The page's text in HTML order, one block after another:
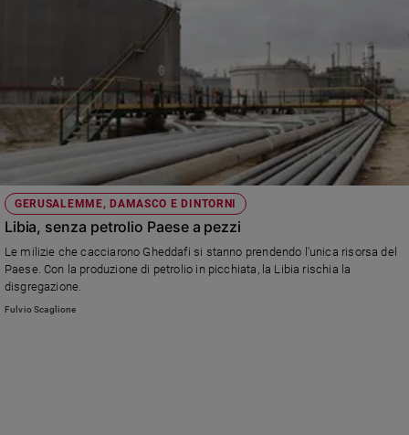
GERUSALEMME, DAMASCO E DINTORNI
Libia, senza petrolio Paese a pezzi
Le milizie che cacciarono Gheddafi si stanno prendendo l'unica risorsa del
Paese. Con la produzione di petrolio in picchiata, la Libia rischia la
disgregazione.
Fulvio Scaglione